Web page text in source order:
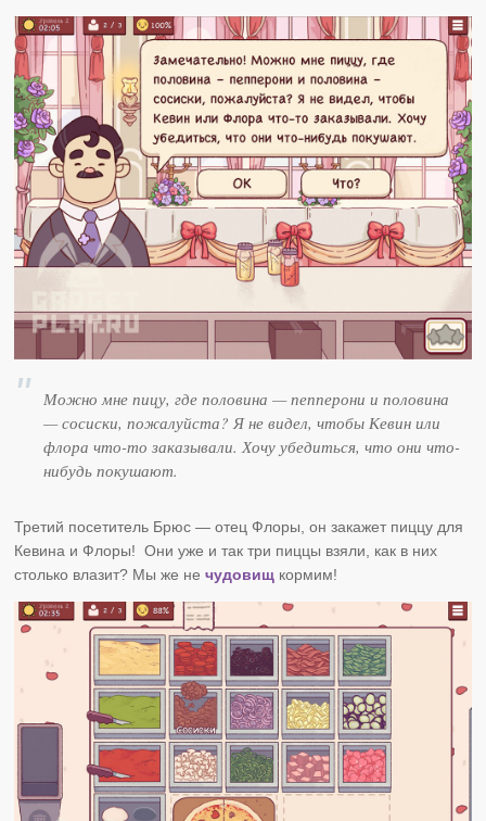
Можно мне пицу, где половина — пепперони и половина
— сосиски, пожалуйста? Я не видел, чтобы Кевин или
флора что-то заказывали. Хочу убедиться, что они что-
нибудь покушают.
Третий посетитель Брюс — отец Флоры, он закажет пиццу для
Кевина и Флоры! Они уже и так три пиццы взяли, как в них
столько влазит? Мы же нечудовищ кормим!